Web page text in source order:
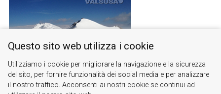
Questo sito web utilizza i cookie
Utilizziamo i cookie per migliorare la navigazione e la sicurezza
del sito, per fornire funzionalità dei social media e per analizzare
il nostro traffico. Acconsenti ai nostri cookie se continui ad